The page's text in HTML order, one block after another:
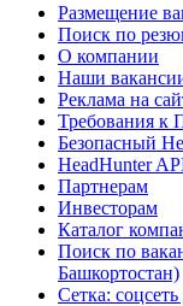
Размещение
Поиск по
О компании
Наши
Реклама на
Требования к
Безопасный
HeadHunter
Партнерам
Инвесторам
Каталог
Поиск по
Башкортостан)
Сетка: